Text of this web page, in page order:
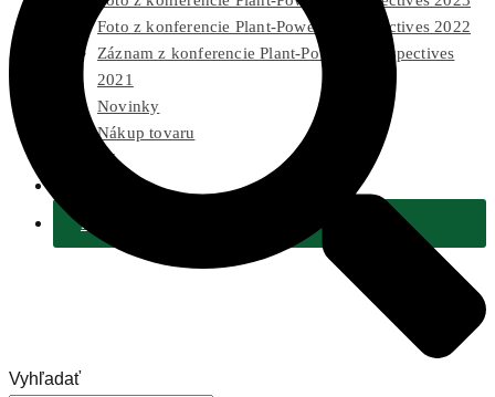
Foto z konferencie Plant-Powered Perspectives 2022
Záznam z konferencie Plant-Powered Perspectives
2021
Novinky
Nákup tovaru
Pre médiá
Podporiť
Vyhľadať